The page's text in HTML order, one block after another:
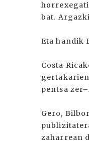
bat.
Eta handik
Costa
pentsa
Gero,
zaharrean